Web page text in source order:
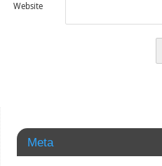
Website
Meta